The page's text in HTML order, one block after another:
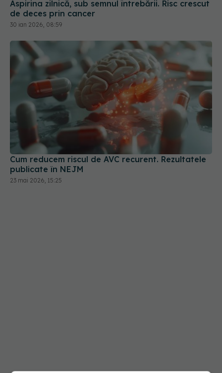
Cum reducem riscul de AVC recurent. Rezultatele
publicate în NEJM
23 mai 2026, 15:25